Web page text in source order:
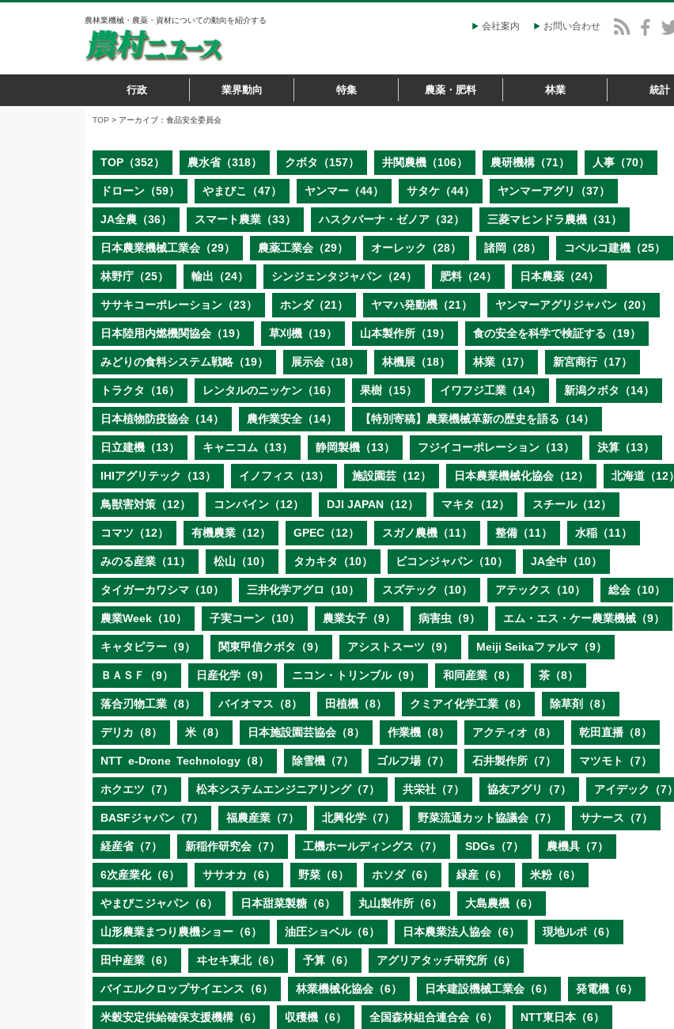
農林業機械・農薬・資材についての動向を紹介する
会社案内 お問い合わせ
行政 業界動向 特集 農薬・肥料 林業 統計
TOP > アーカイブ：食品安全委員会
TOP（352） 農水省（318） クボタ（157） 井関農機（106） 農研機構（71） 人事（70）
ドローン（59） やまびこ（47） ヤンマー（44） サタケ（44） ヤンマーアグリ（37）
JA全農（36） スマート農業（33） ハスクバーナ・ゼノア（32） 三菱マヒンドラ農機（31）
日本農業機械工業会（29） 農薬工業会（29） オーレック（28） 諸岡（28） コベルコ建機（25）
林野庁（25） 輸出（24） シンジェンタジャパン（24） 肥料（24） 日本農薬（24）
ササキコーポレーション（23） ホンダ（21） ヤマハ発動機（21） ヤンマーアグリジャパン（20）
日本陸用内燃機関協会（19） 草刈機（19） 山本製作所（19） 食の安全を科学で検証する（19）
みどりの食料システム戦略（19） 展示会（18） 林機展（18） 林業（17） 新宮商行（17）
トラクタ（16） レンタルのニッケン（16） 果樹（15） イワフジ工業（14） 新潟クボタ（14）
日本植物防疫協会（14） 農作業安全（14） 【特別寄稿】農業機械革新の歴史を語る（14）
日立建機（13） キャニコム（13） 静岡製機（13） フジイコーポレーション（13） 決算（13）
IHIアグリテック（13） イノフィス（13） 施設園芸（12） 日本農業機械化協会（12） 北海道（12）
鳥獣害対策（12） コンバイン（12） DJI JAPAN（12） マキタ（12） スチール（12）
コマツ（12） 有機農業（12） GPEC（12） スガノ農機（11） 整備（11） 水稲（11）
みのる産業（11） 松山（10） タカキタ（10） ビコンジャパン（10） JA全中（10）
タイガーカワシマ（10） 三井化学アグロ（10） スズテック（10） アテックス（10） 総会（10）
農業Week（10） 子実コーン（10） 農業女子（9） 病害虫（9） エム・エス・ケー農業機械（9）
キャタピラー（9） 関東甲信クボタ（9） アシストスーツ（9） Meiji Seikaファルマ（9）
ＢＡＳＦ（9） 日産化学（9） ニコン・トリンブル（9） 和同産業（8） 茶（8）
落合刃物工業（8） バイオマス（8） 田植機（8） クミアイ化学工業（8） 除草剤（8）
デリカ（8） 米（8） 日本施設園芸協会（8） 作業機（8） アクティオ（8） 乾田直播（8）
NTT e‐Drone Technology（8） 除雪機（7） ゴルフ場（7） 石井製作所（7） マツモト（7）
ホクエツ（7） 松本システムエンジニアリング（7） 共栄社（7） 協友アグリ（7） アイデック（7）
BASFジャパン（7） 福農産業（7） 北興化学（7） 野菜流通カット協議会（7） サナース（7）
経産省（7） 新稲作研究会（7） 工機ホールディングス（7） SDGs（7） 農機具（7）
6次産業化（6） ササオカ（6） 野菜（6） ホソダ（6） 緑産（6） 米粉（6）
やまびこジャパン（6） 日本甜菜製糖（6） 丸山製作所（6） 大島農機（6）
山形農業まつり農機ショー（6） 油圧ショベル（6） 日本農業法人協会（6） 現地ルポ（6）
田中産業（6） ヰセキ東北（6） 予算（6） アグリアタッチ研究所（6）
バイエルクロップサイエンス（6） 林業機械化協会（6） 日本建設機械工業会（6） 発電機（6）
米穀安定供給確保支援機構（6） 収穫機（6） 全国森林組合連合会（6） NTT東日本（6）